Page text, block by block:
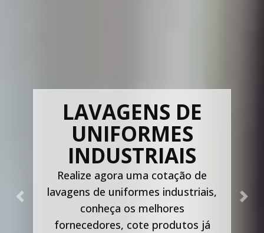
LAVAGENS DE
UNIFORMES
INDUSTRIAIS
Realize agora uma cotação de
lavagens de uniformes industriais,
conheça os melhores
fornecedores, cote produtos já
Previous Next